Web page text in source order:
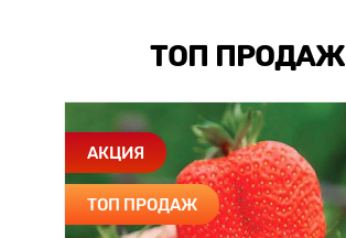
ТОП ПРОДАЖ
АКЦИЯ
ТОП ПРОДАЖ